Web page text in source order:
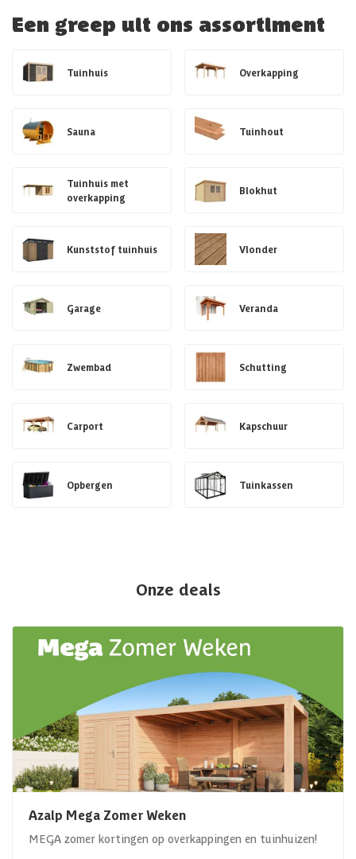
Een greep uit ons assortiment
Tuinhuis Overkapping
Sauna Tuinhout
Tuinhuis met
overkapping
Blokhut
Kunststof tuinhuis Vlonder
Garage Veranda
Zwembad Schutting
Carport Kapschuur
Opbergen Tuinkassen
Onze deals
Azalp Mega Zomer Weken
MEGA zomer kortingen op overkappingen en tuinhuizen!